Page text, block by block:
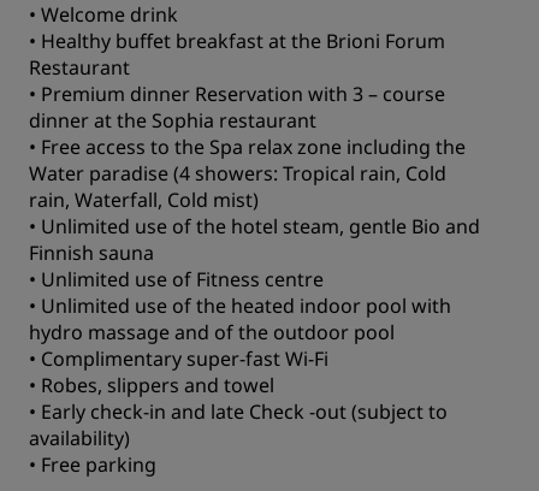
• Welcome drink
• Healthy buffet breakfast at the Brioni Forum
Restaurant
• Premium dinner Reservation with 3 – course
dinner at the Sophia restaurant
• Free access to the Spa relax zone including the
Water paradise (4 showers: Tropical rain, Cold
rain, Waterfall, Cold mist)
• Unlimited use of the hotel steam, gentle Bio and
Finnish sauna
• Unlimited use of Fitness centre
• Unlimited use of the heated indoor pool with
hydro massage and of the outdoor pool
• Complimentary super-fast Wi-Fi
• Robes, slippers and towel
• Early check-in and late Check -out (subject to
availability)
• Free parking